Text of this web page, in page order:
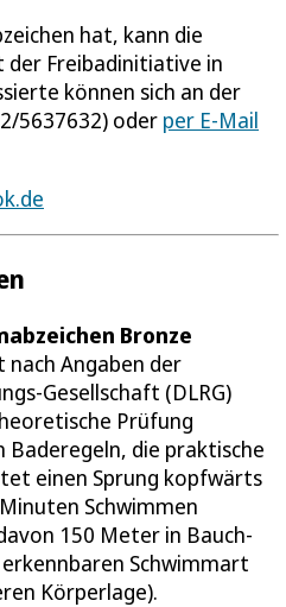
hat, kann die
der Freibadinitiative in
können sich an der
5637632) oder per E-Mail
Bronze
Angaben der
Gesellschaft (DLRG)
Prüfung
die praktische
einen Sprung kopfwärts
Schwimmen
150 Meter in Bauch-
Schwimmart
Körperlage).